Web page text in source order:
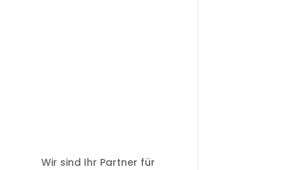
Wir sind Ihr Partner für